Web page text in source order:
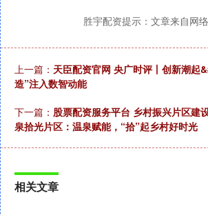
胜宇配资提示：文章来自网
上一篇： 天臣配资官网 央广时评丨创新潮起
造”注入数智动能
下一篇： 股票配资服务平台 乡村振兴片区建
泉拾光片区：温泉赋能，“拾”起乡村好时光
相关文章